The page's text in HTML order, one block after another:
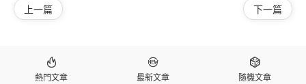
下一篇
上一篇

熱門文章

最新文章

隨機文章